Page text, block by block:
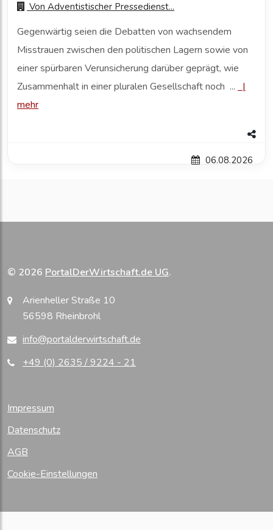
Von Adventistischer Pressedienst...
Gegenwärtig seien die Debatten von wachsendem
Misstrauen zwischen den politischen Lagern sowie von
einer spürbaren Verunsicherung darüber geprägt, wie
Zusammenhalt in einer pluralen Gesellschaft noch ...
|
mehr
06.08.2026
© 2026 PortalDerWirtschaft.de UG.
Arienheller Straße 10
56598 Rheinbrohl
info@portalderwirtschaft.de
+49 (0) 2635 / 9224 - 21
Impressum
Datenschutz
AGB
Cookie-Einstellungen